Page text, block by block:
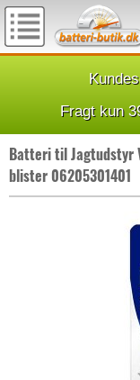
Fragt kun
Batteri til Jagtudstyr
blister 06205301401